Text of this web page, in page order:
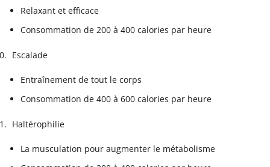
Relaxant et efficace
Consommation de 200 à 400 calories par heure
Escalade
Entraînement de tout le corps
Consommation de 400 à 600 calories par heure
Haltérophilie
La musculation pour augmenter le métabolisme